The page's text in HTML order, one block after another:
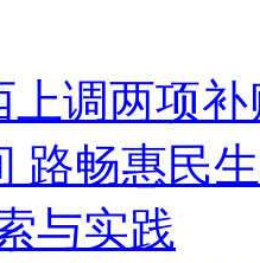
上调两项
路畅惠民
与实践